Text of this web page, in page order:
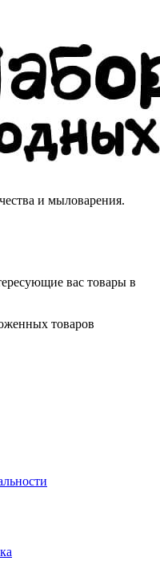
и мыловарения.
вас товары в
товаров